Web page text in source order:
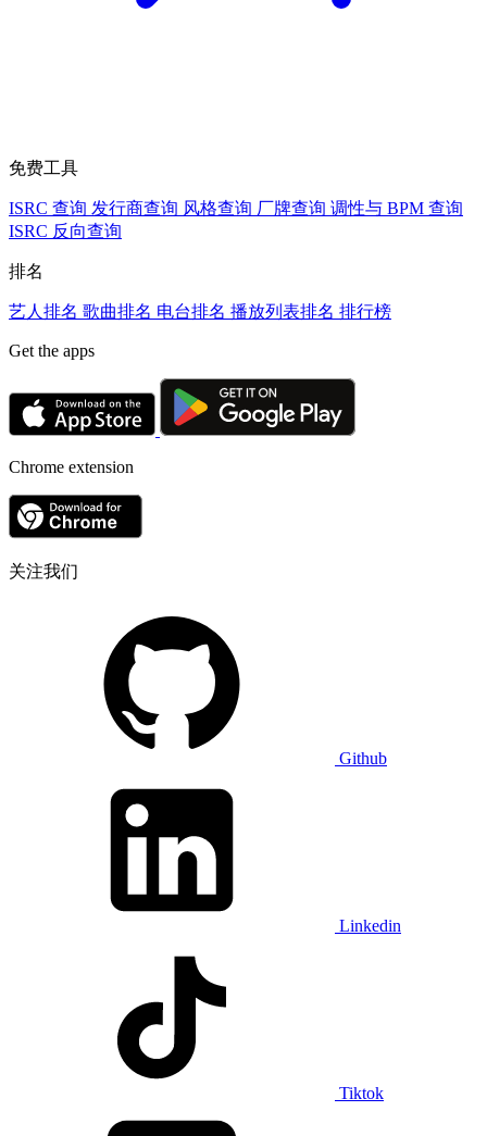
免费工具
ISRC 查询 发行商查询 风格查询 厂牌查询 调性与 BPM 查询
ISRC 反向查询
排名
艺人排名 歌曲排名 电台排名 播放列表排名 排行榜
Get the apps
Chrome extension
关注我们
Github
Linkedin
Tiktok